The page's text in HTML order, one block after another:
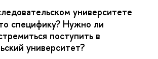
университете
специфику? Нужно ли
поступить в
университет?